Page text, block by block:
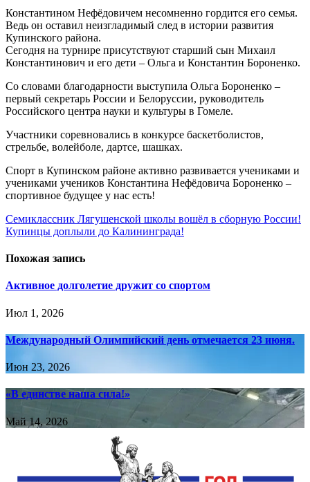
Константином Нефёдовичем несомненно гордится его семья.
Ведь он оставил неизгладимый след в истории развития
Купинского района.
Сегодня на турнире присутствуют старший сын Михаил
Константинович и его дети – Ольга и Константин Бороненко.
Со словами благодарности выступила Ольга Бороненко –
первый секретарь России и Белоруссии, руководитель
Российского центра науки и культуры в Гомеле.
Участники соревновались в конкурсе баскетболистов,
стрельбе, волейболе, дартсе, шашках.
Спорт в Купинском районе активно развивается учениками и
учениками учеников Константина Нефёдовича Бороненко –
спортивное будущее у нас есть!
Навигация
по
записям
Семиклассник Лягушенской школы вошёл в сборную России!
Купинцы доплыли до Калининграда!
Похожая запись
Активное долголетие дружит со спортом
Июл 1, 2026
Международный Олимпийский день отмечается 23 июня.
Июн 23, 2026
«В единстве наша сила!»
Май 14, 2026